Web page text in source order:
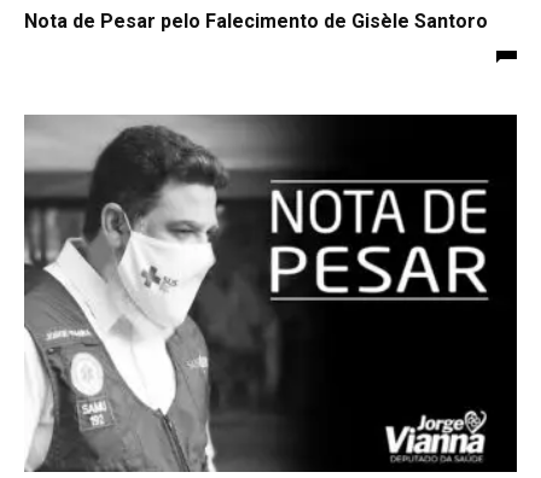
Nota de Pesar pelo Falecimento de Gisèle Santoro